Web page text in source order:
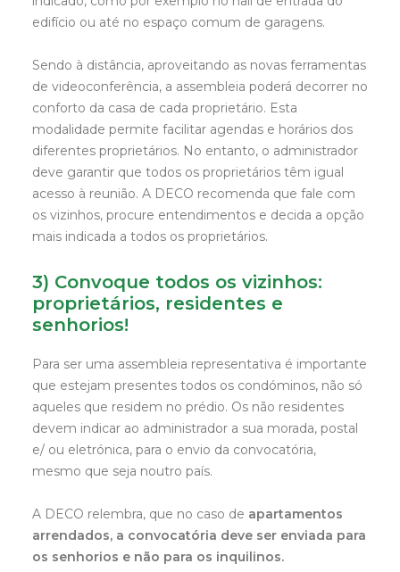
edifício ou até no espaço comum de garagens.
Sendo à distância, aproveitando as novas ferramentas
de videoconferência, a assembleia poderá decorrer no
conforto da casa de cada proprietário. Esta
modalidade permite facilitar agendas e horários dos
diferentes proprietários. No entanto, o administrador
deve garantir que todos os proprietários têm igual
acesso à reunião. A DECO recomenda que fale com
os vizinhos, procure entendimentos e decida a opção
mais indicada a todos os proprietários.
3) Convoque todos os vizinhos:
proprietários, residentes e
senhorios!
Para ser uma assembleia representativa é importante
que estejam presentes todos os condóminos, não só
aqueles que residem no prédio. Os não residentes
devem indicar ao administrador a sua morada, postal
e/ ou eletrónica, para o envio da convocatória,
mesmo que seja noutro país.
A DECO relembra, que no caso de apartamentos
arrendados, a convocatória deve ser enviada para
os senhorios e não para os inquilinos.